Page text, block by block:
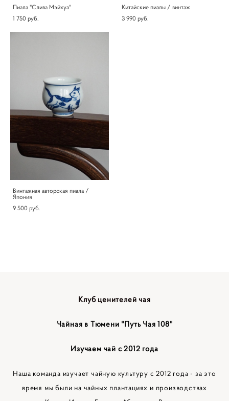
Пиала "Слива Мэйхуа"
1 750 pуб.
Китайские пиалы / винтаж
3 990 pуб.
Винтажная авторская пиала /
Япония
9 500 pуб.
Клуб ценителей чая
Чайная в Тюмени "Путь Чая 108"
Изучаем чай с 2012 года
Наша команда изучает чайную культуру с 2012 года - за это
время мы были на чайных плантациях и производствах